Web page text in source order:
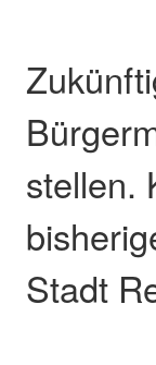
stellen.
Stadt